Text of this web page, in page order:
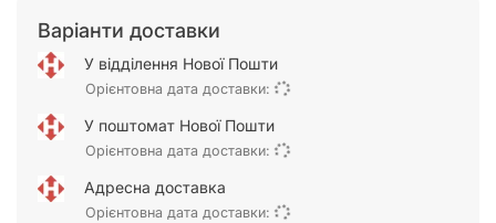
Варіанти доставки
У відділення Нової Пошти
Орієнтовна дата доставки:
У поштомат Нової Пошти
Орієнтовна дата доставки:
Адресна доставка
Орієнтовна дата доставки: